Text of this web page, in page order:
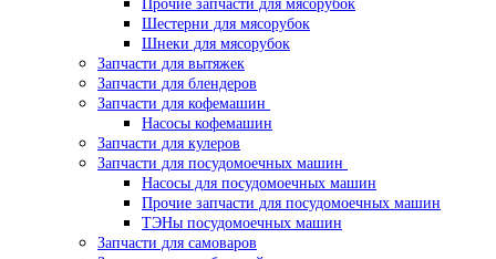
Прочие запчасти для мясорубок
Шестерни для мясорубок
Шнеки для мясорубок
Запчасти для вытяжек
Запчасти для блендеров
Запчасти для кофемашин
Насосы кофемашин
Запчасти для кулеров
Запчасти для посудомоечных машин
Насосы для посудомоечных машин
Прочие запчасти для посудомоечных машин
ТЭНы посудомоечных машин
Запчасти для самоваров